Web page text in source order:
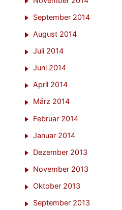
September 2014
August 2014
Juli 2014
Juni 2014
April 2014
März 2014
Februar 2014
Januar 2014
Dezember 2013
November 2013
Oktober 2013
September 2013